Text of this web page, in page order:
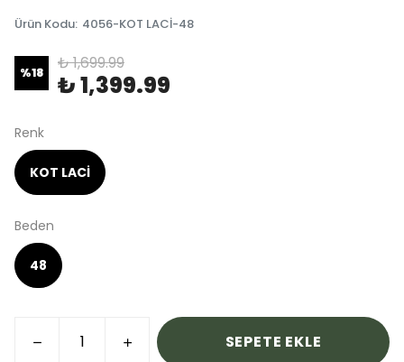
Ürün Kodu: 4056-KOT LACİ-48
%18 ₺ 1,699.99
₺ 1,399.99
Renk
KOT LACİ
Beden
48
SEPETE EKLE